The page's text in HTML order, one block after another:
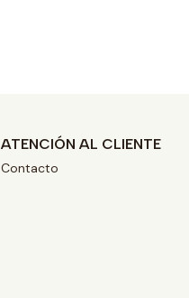
ATENCIÓN AL CLIENTE
Contacto